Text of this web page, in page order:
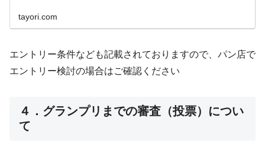
tayori.com
エントリー条件なども記載されておりますので、パン店で
エントリー検討の場合はご確認ください
４．グランプリまでの審査（投票）につい
て